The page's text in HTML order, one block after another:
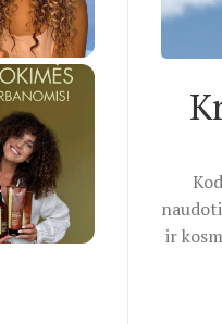
ir